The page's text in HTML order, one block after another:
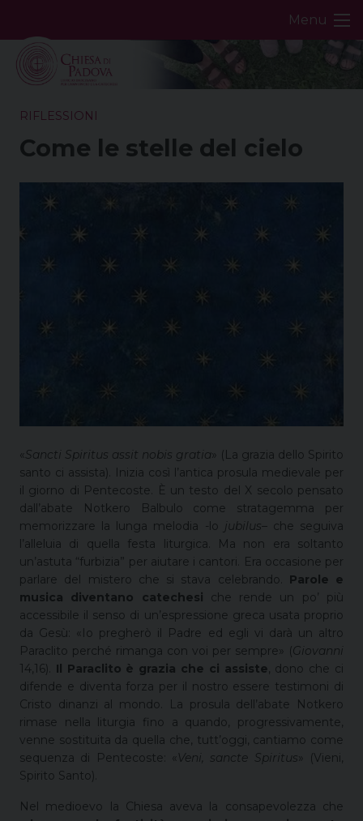
content
Menu
RIFLESSIONI
Come le stelle del cielo
Sancti Spiritus assit nobis gratia » (La grazia dello Spirito
santo ci assista). Inizia così l’antica prosula medievale per
il giorno di Pentecoste. È un testo del X secolo pensato
dall’abate Notkero Balbulo come stratagemma per
memorizzare la lunga melodia -lo jubilus– che seguiva
l’alleluia di quella festa liturgica. Ma non era soltanto
un’astuta “furbizia” per aiutare i cantori. Era occasione per
parlare del mistero che si stava celebrando. Parole e
musica diventano catechesi che rende un po’ più
accessibile il senso di un’espressione greca usata proprio
da Gesù: «Io pregherò il Padre ed egli vi darà un altro
Paraclito perché rimanga con voi per sempre» (Giovanni
14,16). Il Paraclito è grazia che ci assiste, dono che ci
difende e diventa forza per il nostro essere testimoni di
Cristo dinanzi al mondo. La prosula dell’abate Notkero
rimase nella liturgia fino a quando, progressivamente,
venne sostituita da quella che, tutt’oggi, cantiamo come
sequenza di Pentecoste: «
Veni, sancte Spiritus » (Vieni,
Spirito Santo).
Nel medioevo la Chiesa aveva la consapevolezza che